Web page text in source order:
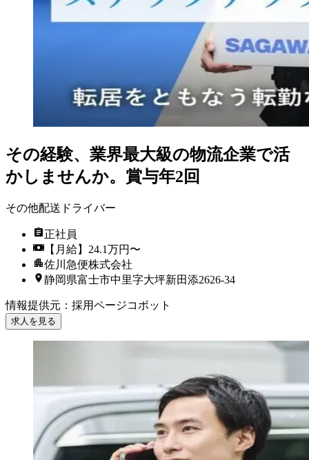
その経験、業界最大級の物流企業で活
かしませんか。賞与年2回
その他配送ドライバー
正社員
【月給】24.1万円〜
佐川急便株式会社
静岡県富士市中里字大坪新田添2626-34
情報提供元 ： 採用ページコボット
求人を見る